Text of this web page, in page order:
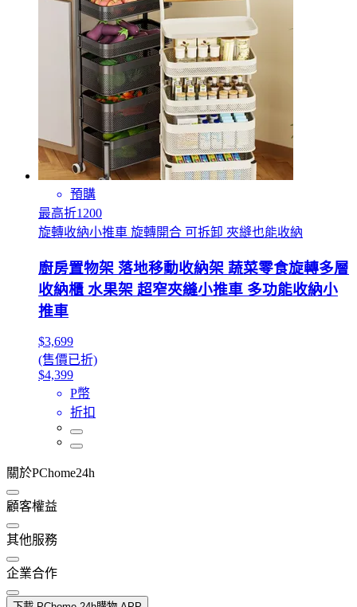
預購
最高折1200
旋轉收納小推車 旋轉開合 可拆卸 夾縫也能收納
廚房置物架 落地移動收納架 蔬菜零食旋轉多層
收納櫃 水果架 超窄夾縫小推車 多功能收納小
推車
$3,699
(售價已折)
$4,399
P幣
折扣
關於PChome24h
顧客權益
其他服務
企業合作